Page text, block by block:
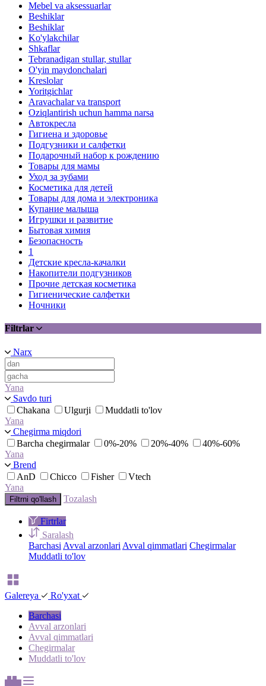
Mebel va aksessuarlar
Beshiklar
Beshiklar
Ko'ylakchilar
Shkaflar
Tebranadigan stullar, stullar
O'yin maydonchalari
Kreslolar
Yoritgichlar
Aravachalar va transport
Oziqlantirish uchun hamma narsa
Автокресла
Гигиена и здоровье
Подгузники и салфетки
Подарочный набор к рождению
Товары для мамы
Уход за зубами
Косметика для детей
Товары для дома и электроника
Купание малыша
Игрушки и развитие
Бытовая химия
Безопасность
1
Детские кресла-качалки
Накопители подгузников
Прочие детская косметика
Гигиенические салфетки
Ночники
Filtrlar
Narx
Yana
Savdo turi
Chakana
Ulgurji
Muddatli to'lov
Yana
Chegirma miqdori
Barcha chegirmalar
0%-20% 20%-40%
40%-60%
Yana
Brend
AnD
Chicco Fisher
Vtech
Yana
Filtrni qo'llash Tozalash
Firtrlar
Saralash
Barchasi Avval arzonlari Avval qimmatlari Chegirmalar
Muddatli to'lov
Galereya
Ro'yxat
Barchasi
Avval arzonlari
Avval qimmatlari
Chegirmalar
Muddatli to'lov